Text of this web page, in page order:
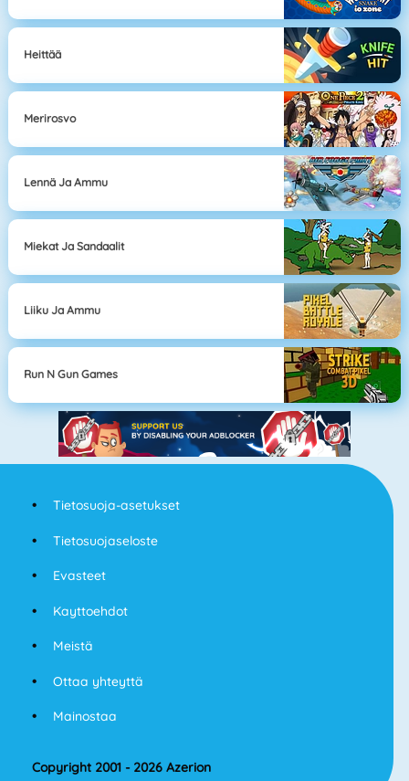
Heittää
Merirosvo
Lennä Ja Ammu
Miekat Ja Sandaalit
Liiku Ja Ammu
Run N Gun Games
Tietosuoja-asetukset
Tietosuojaseloste
Evasteet
Kayttoehdot
Meistä
Ottaa yhteyttä
Mainostaa
Copyright 2001 - 2026 Azerion